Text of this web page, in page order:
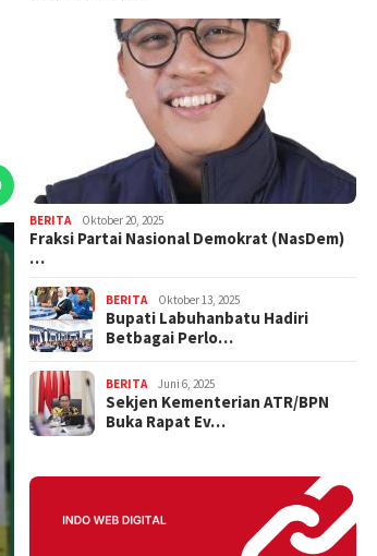
BERITA Oktober 20, 2025
Fraksi Partai Nasional Demokrat (NasDem)
…
BERITA Oktober 13, 2025
Bupati Labuhanbatu Hadiri
Betbagai Perlo…
BERITA Juni 6, 2025
Sekjen Kementerian ATR/BPN
Buka Rapat Ev…